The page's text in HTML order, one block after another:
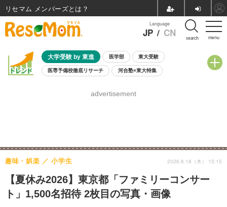
menu
Language
JP / CN search
大学受験 by 東進 医学部 東大受験
医専予備校徹底リサーチ 河合塾×東大特集
8月開催学校説明会・相談会
advertisement
【夏休み2026】東京都「ファミリーコンサー
ト」1,500名招待 2枚目の写真・画像
趣味・娯楽 小学生 2026.6.18（木） 15:15
リセマム メンバーズ